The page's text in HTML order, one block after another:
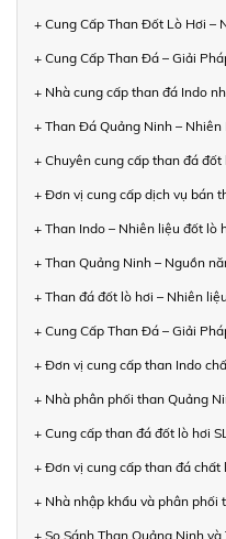
+ Cung Cấp Than Đốt Lò Hơi –
+ Cung Cấp Than Đá – Giải
+ Nhà cung cấp than đá Indo
+ Than Đá Quảng Ninh –
+ Chuyên cung cấp than đá
+ Đơn vị cung cấp dịch vụ bán
+ Than Indo – Nhiên liệu đốt lò
+ Than Quảng Ninh – Nguồn
+ Than đá đốt lò hơi – Nhiên
+ Cung Cấp Than Đá – Giải
+ Đơn vị cung cấp than Indo
+ Nhà phân phối than Quảng
+ Cung cấp than đá đốt lò hơi
+ Đơn vị cung cấp than đá
+ Nhà nhập khẩu và phân phối
+ So Sánh Than Quảng Ninh và